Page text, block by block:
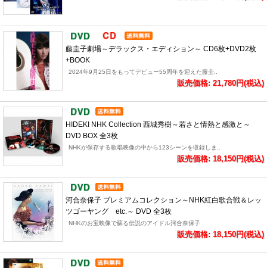
藤圭子劇場～デラックス・エディション～ CD6枚+DVD2枚
+BOOK
2024年9月25日をもってデビュー55周年を迎えた藤圭..
販売価格: 21,780円(税込)
HIDEKI NHK Collection 西城秀樹～若さと情熱と感激と～
DVD BOX 全3枚
NHKが保存する歌唱映像の中から123シーンを収録しま..
販売価格: 18,150円(税込)
河合奈保子 プレミアムコレクション～NHK紅白歌合戦＆レッ
ツゴーヤング etc.～ DVD 全3枚
NHKのお宝映像で蘇る伝説のアイドル河合奈保子
販売価格: 18,150円(税込)